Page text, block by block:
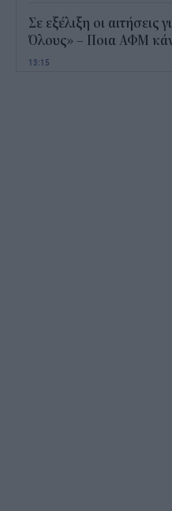
Σε εξέλιξη οι αιτήσεις
Όλους» – Ποια ΑΦΜ
13:15